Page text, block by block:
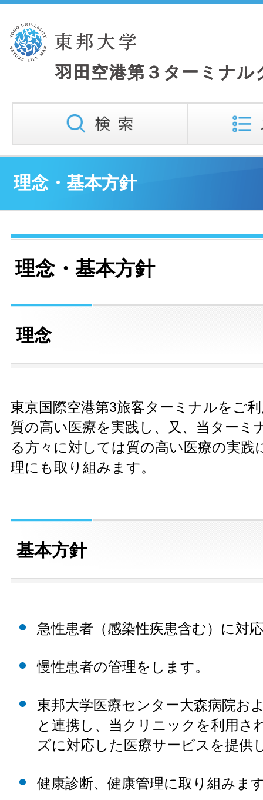
理念・基本方針
理念・基本方針
理念
東京国際空港第3旅客ターミナルをご
質の高い医療を実践し、又、当ターミ
る方々に対しては質の高い医療の実践
理にも取り組みます。
基本方針
急性患者（感染性疾患含む）に対
慢性患者の管理をします。
東邦大学医療センター大森病院お
と連携し、当クリニックを利用さ
ズに対応した医療サービスを提供
健康診断、健康管理に取り組みま